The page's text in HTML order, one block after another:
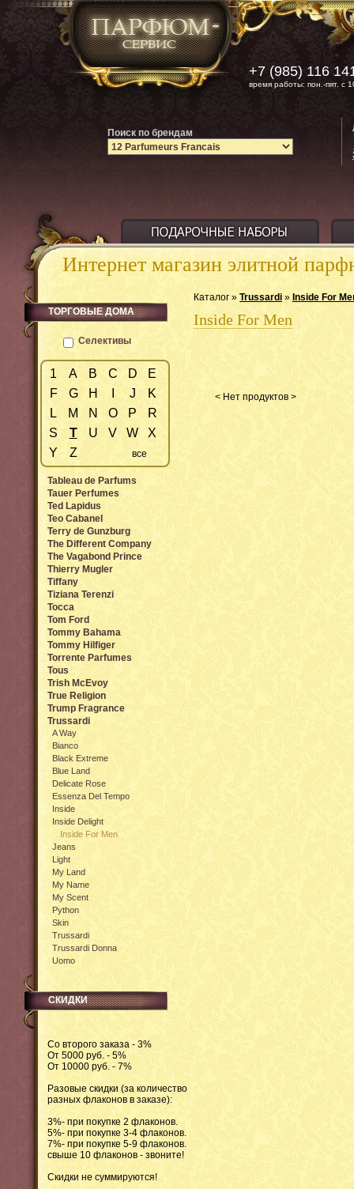
Интернет магазин элитной
Каталог » Trussardi » Inside For
Inside For Men
< Нет продуктов >
ТОРГОВЫЕ ДОМА
Селективы
1 A B C D
E
F
G H J
K
L
M N O P
R
S
T U V W
X
Y
Z все
Tableau de Parfums
Tauer Perfumes
Ted Lapidus
Teo Cabanel
Terry de Gunzburg
The Different Company
The Vagabond Prince
Thierry Mugler
Tiffany
Tiziana Terenzi
Tocca
Tom Ford
Tommy Bahama
Tommy Hilfiger
Torrente Parfumes
Tous
Trish McEvoy
True Religion
Trump Fragrance
Trussardi
A Way
Bianco
Black Extreme
Blue Land
Delicate Rose
Essenza Del Tempo
Inside
Inside Delight
Inside For Men
Jeans
Light
My Land
My Name
My Scent
Python
Skin
Trussardi
Trussardi Donna
Uomo
СКИДКИ
Со второго заказа - 3%
От 5000 руб. - 5%
От 10000 руб. - 7%
Разовые скидки (за количество
разных флаконов в заказе):
3%- при покупке 2 флаконов.
5%- при покупке 3-4 флаконов.
7%- при покупке 5-9 флаконов.
свыше 10 флаконов - звоните!
Скидки не суммируются!
+7 (985) 116
время работы: пон.-пят. с
Поиск по брендам